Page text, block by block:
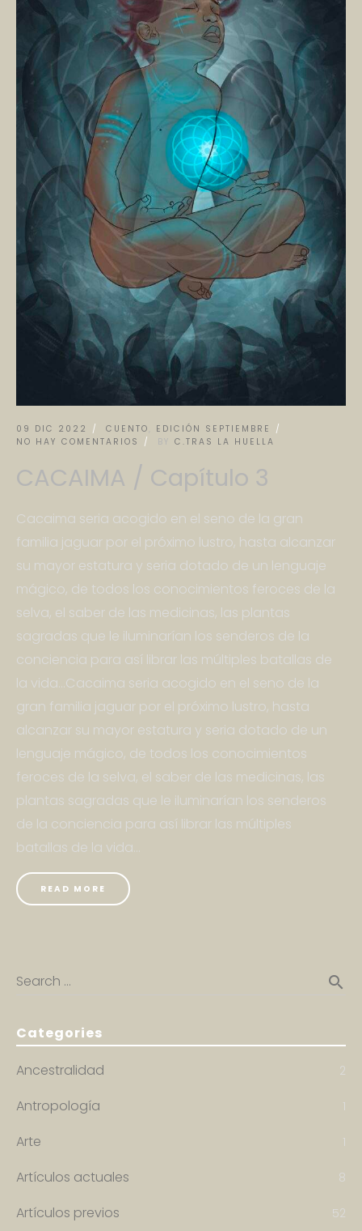
09 DIC 2022 CUENTO
EDICIÓN SEPTIEMBRE
NO HAY COMENTARIOS
BY C.TRAS LA HUELLA
CACAIMA / Capítulo 3
Cacaima seria acogido en el seno de la gran
familia jaguar por el próximo lustro, hasta alcanzar
su mayor estatura y seria dotado de un lenguaje
mágico, de todos los conocimientos feroces de la
selva, el saber de las medicinas, las plantas
sagradas que le iluminarían los senderos de la
conciencia para así librar las múltiples batallas de
la vida…Cacaima seria acogido en el seno de la
gran familia jaguar por el próximo lustro, hasta
alcanzar su mayor estatura y seria dotado de un
lenguaje mágico, de todos los conocimientos
feroces de la selva, el saber de las medicinas, las
plantas sagradas que le iluminarían los senderos
de la conciencia para así librar las múltiples
batallas de la vida…
READ MORE
Search … search
Categories
Ancestralidad 2
Antropología 1
Arte 1
Artículos actuales 8
Artículos previos 52